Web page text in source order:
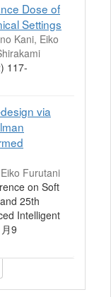
Dose of
Settings
Kani, Eiko
117-
via
Furutani
on Soft
25th
Intelligent
9